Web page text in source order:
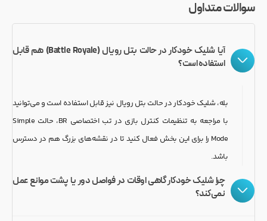
سوالات متداول
آیا شلیک خودکار در حالت بتل رویال (Battle Royale) هم قابل
استفاده است؟
بله، شلیک خودکار در حالت بتل رویال نیز قابل استفاده است و می‌توانید
با مراجعه به تنظیمات کنترل بازی در تب اختصاصی BR، حالت Simple
Mode را برای این بخش فعال کنید تا در نقشه‌های بزرگ هم در دسترس
باشد.
چرا شلیک خودکار گاهی اوقات در فواصل دور یا پشت موانع عمل
نمی‌کند؟